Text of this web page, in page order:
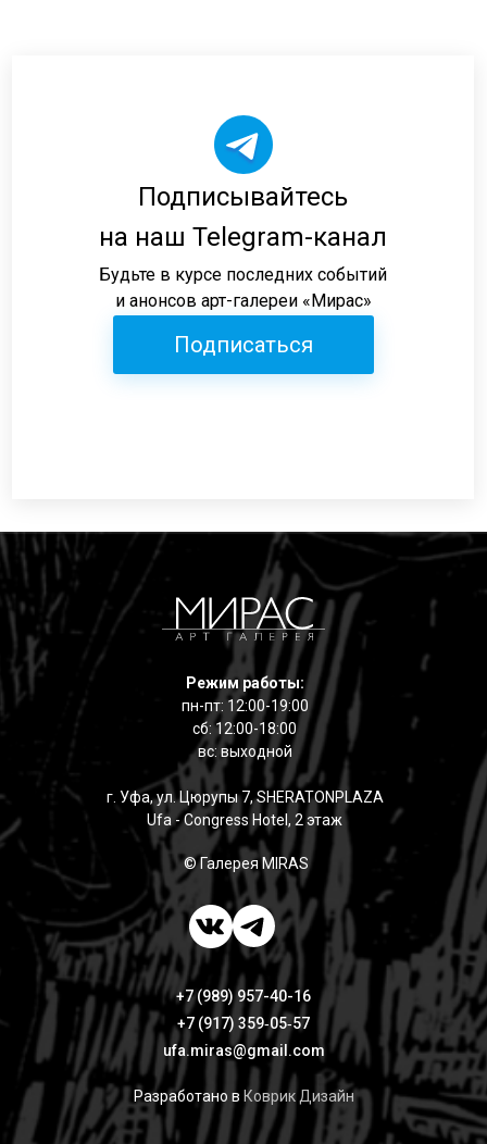
Подписывайтесь
на наш Telegram-канал
Будьте в курсе последних событий
и анонсов арт-галереи «Мирас»
Подписаться
Режим работы:
пн-пт: 12:00-19:00
сб: 12:00-18:00
вс: выходной
г. Уфа, ул. Цюрупы 7, SHERATONPLAZA
Ufa - Congress Hotel, 2 этаж
© Галерея MIRAS
Разработано в Коврик Дизайн
+7 (989) 957-40-16
+7 (917) 359‑05‑57
ufa.miras@gmail.com